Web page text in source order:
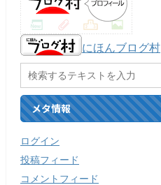
にほんブログ村
メタ情報
ログイン
投稿フィード
コメントフィード